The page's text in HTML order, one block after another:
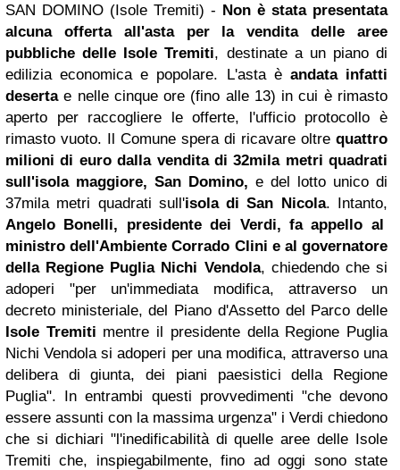
SAN DOMINO (Isole Tremiti) - Non è stata presentata
alcuna offerta all'asta per la vendita delle aree
pubbliche delle Isole Tremiti, destinate a un piano di
edilizia economica e popolare. L'asta è andata infatti
desertae nelle cinque ore (fino alle 13) in cui è rimasto
aperto per raccogliere le offerte, l'ufficio protocollo è
rimasto vuoto. Il Comune spera di ricavare oltre quattro
milioni di euro dalla vendita di 32mila metri quadrati
sull'isola maggiore, San Domino, e del lotto unico di
37mila metri quadrati sull'isola di San Nicola. Intanto,
Angelo Bonelli, presidente dei Verdi, fa appello al
ministro dell'Ambiente Corrado Clini e al governatore
della Regione PugliaNichi Vendola, chiedendo che si
adoperi "per un'immediata modifica, attraverso un
decreto ministeriale, del Piano d'Assetto del Parco delle
Isole Tremiti mentre il presidente della Regione Puglia
Nichi Vendola si adoperi per una modifica, attraverso una
delibera di giunta, dei piani paesistici della Regione
Puglia". In entrambi questi provvedimenti "che devono
essere assunti con la massima urgenza" i Verdi chiedono
che si dichiari "l'inedificabilità di quelle aree delle Isole
Tremiti che, inspiegabilmente, fino ad oggi sono state